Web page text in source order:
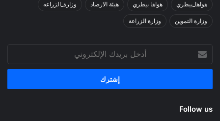
هواها_بيطري هواها بيطري هيئة الارصاد وزارة_الزراعه
وزارة التموين وزارة الزراعة
بريدك
الإلكتروني
Follow us